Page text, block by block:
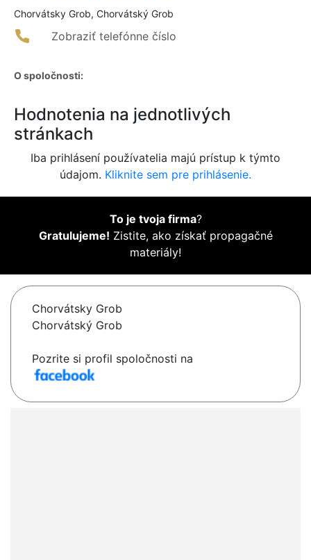
Chorvátsky Grob, Chorvátský Grob
Zobraziť telefónne číslo
O spoločnosti:
Hodnotenia na jednotlivých
stránkach
Iba prihlásení používatelia majú prístup k týmto
údajom. Kliknite sem pre prihlásenie.
To je tvoja firma?
Gratulujeme! Zistite, ako získať propagačné
materiály!
Chorvátsky Grob
Chorvátský Grob
Pozrite si profil spoločnosti na